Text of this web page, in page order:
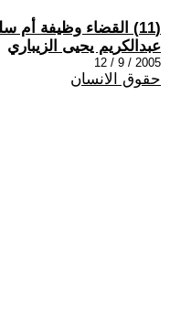
(11) القضاء وظيفة أم سلطة؟
عبدالكريم يحيى الزيباري
2005 / 9 / 12
حقوق الانسان